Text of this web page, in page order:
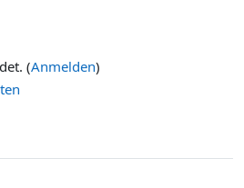
(Anmelden)